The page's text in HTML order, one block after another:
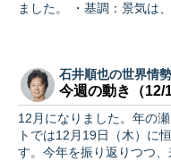
ました。 ・基調：
石井順也の世界情
今週の動き（12/
12月になりました。年の
トでは12月19日（木）に
す。今年を振り返りつつ